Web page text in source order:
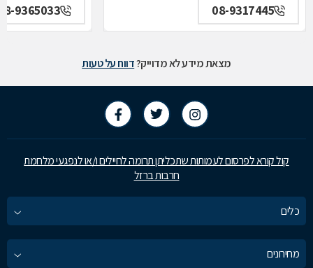
08-9317445
9365033
מצאת מידע לא מדוייק?דווח על טעות
קול קורא לפרסום לעמותות שתכליתן תרומה לחיילים ו/או לנפגעי מלחמת
חרבות ברזל
כלים
מחירונים